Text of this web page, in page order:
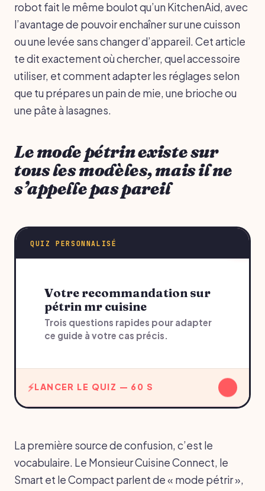
robot fait le même boulot qu’un KitchenAid, avec
l’avantage de pouvoir enchaîner sur une cuisson
ou une levée sans changer d’appareil. Cet article
te dit exactement où chercher, quel accessoire
utiliser, et comment adapter les réglages selon
que tu prépares un pain de mie, une brioche ou
une pâte à lasagnes.
Le mode pétrin existe sur
tous les modèles, mais il ne
s’appelle pas pareil
QUIZ PERSONNALISÉ
Votre recommandation sur
pétrin mr cuisine
Trois questions rapides pour adapter
ce guide à votre cas précis.
LANCER LE QUIZ — 60 S
La première source de confusion, c’est le
vocabulaire. Le Monsieur Cuisine Connect, le
Smart et le Compact parlent de « mode pétrir »,